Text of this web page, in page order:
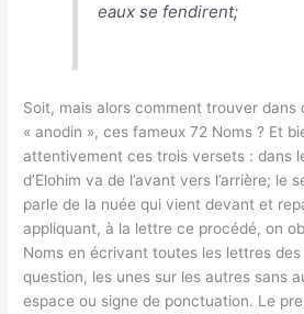
eaux se fendirent;
Soit, mais alors comment trouver dans
« anodin », ces fameux 72 Noms ? Et
attentivement ces trois versets : dans le
d’Elohim va de l’avant vers l’arrière; le
parle de la nuée qui vient devant et
appliquant, à la lettre ce procédé, on
Noms en écrivant toutes les lettres
question, les unes sur les autres sans
espace ou signe de ponctuation. Le